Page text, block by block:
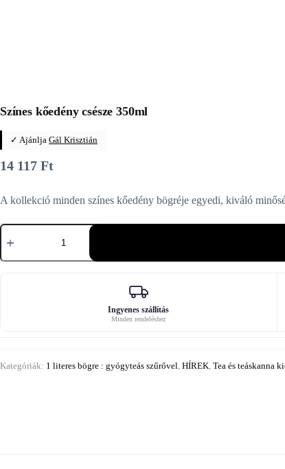
Színes kőedény csésze 350ml
✓ Ajánlja Gál Krisztián
14 117 Ft
A kollekció minden színes kőedény bögréje egyedi, kiváló
Színes
kőedény
350ml
Ingyenes szállítás
Minden rendeléshez
Kategóriák: 1 literes bögre : gyógyteás szűrővel HÍREK Tea és teáskanna